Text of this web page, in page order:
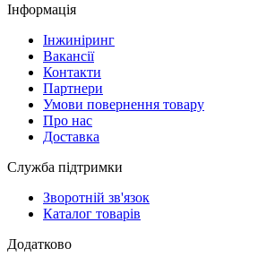
Інформація
Інжиніринг
Вакансії
Контакти
Партнери
Умови повернення товару
Про нас
Доставка
Служба підтримки
Зворотній зв'язок
Каталог товарів
Додатково